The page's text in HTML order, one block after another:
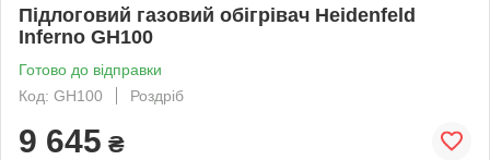
Підлоговий газовий обігрівач Heidenfeld
Inferno GH100
Готово до відправки
Код: GH100
Роздріб
9 645 ₴